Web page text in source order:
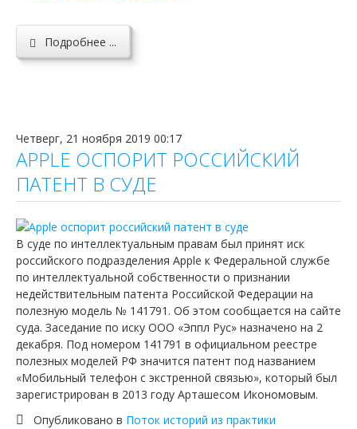
Подробнее ...
Четверг, 21 ноября 2019 00:17
APPLE ОСПОРИТ РОССИЙСКИЙ
ПАТЕНТ В СУДЕ
В суде по интеллектуальным правам был принят иск
российского подразделения Apple к Федеральной службе
по интеллектуальной собственности о признании
недействительным патента Российской Федерации на
полезную модель № 141791. Об этом сообщается на сайте
суда. Заседание по иску ООО «Эппл Рус» назначено на 2
декабря. Под номером 141791 в официальном реестре
полезных моделей РФ значится патент под названием
«Мобильный телефон с экстренной связью», который был
зарегистрирован в 2013 году Арташесом Икономовым.
Опубликовано в Поток историй из практики